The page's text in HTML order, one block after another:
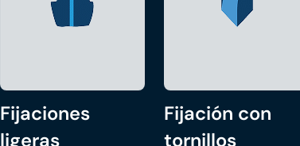
Fijaciones
ligeras
Fijación con
tornillos